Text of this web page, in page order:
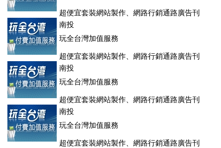
超便宜套裝網站製作、網路行銷通路廣告刊
登、訂房系統、客房委託旅行社銷售，全面優惠中....
南投
玩全台灣加值服務
超便宜套裝網站製作、網路行銷通路廣告刊
登、訂房系統、客房委託旅行社銷售，全面優惠中....
南投
玩全台灣加值服務
超便宜套裝網站製作、網路行銷通路廣告刊
登、訂房系統、客房委託旅行社銷售，全面優惠中....
南投
玩全台灣加值服務
超便宜套裝網站製作、網路行銷通路廣告刊